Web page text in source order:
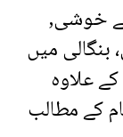
خوشی,
میں
علاوہ
کے مطالب